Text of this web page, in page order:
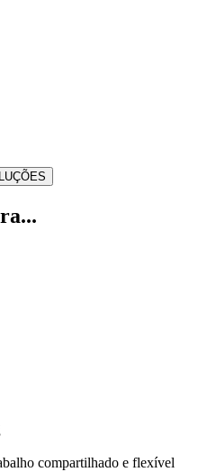
compartilhado e flexível